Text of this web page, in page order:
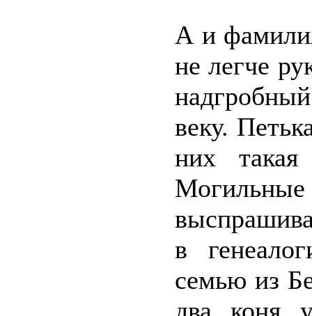
А и
не легче
веку.
них такая
в
семью из